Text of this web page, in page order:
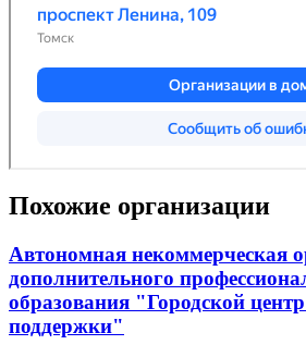
Похожие организации
Автономная некоммерческая
дополнительного
образования "Городской
поддержки"